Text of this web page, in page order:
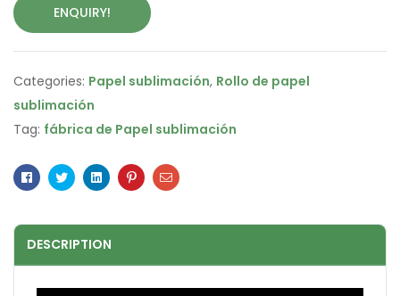
ENQUIRY!
Categories: Papel sublimación, Rollo de papel
sublimación
Tag: fábrica de Papel sublimación
Facebook
TwitterLinkedinPinterestEmail
DESCRIPTION